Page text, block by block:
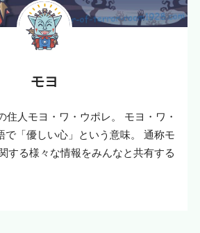
モヨ
住人モヨ・ワ・ウポレ。 モヨ・ワ・
で「優しい心」という意味。 通称モ
する様々な情報をみんなと共有する